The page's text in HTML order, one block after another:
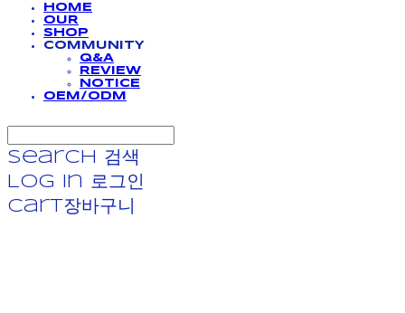
HOME
OUR
SHOP
COMMUNITY
Q&A
REVIEW
NOTICE
OEM/ODM
Search
검색
Log In
로그인
Cart장바구니